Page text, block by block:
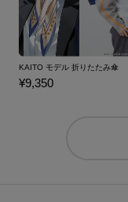
KAITO モデル 折りたたみ傘
¥9,350